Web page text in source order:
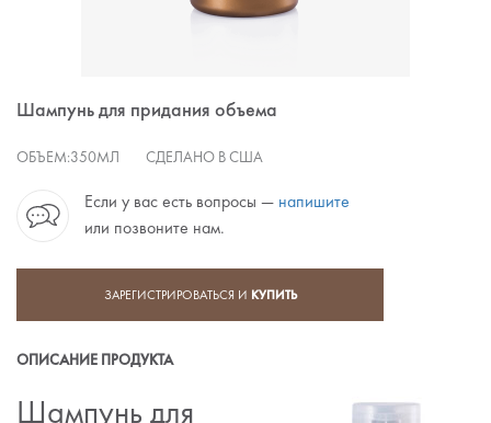
Шампунь для придания объема
ОБЪЕМ:350МЛ СДЕЛАНО В США
Если у вас есть вопросы — напишите
или позвоните нам.
ЗАРЕГИСТРИРОВАТЬСЯ И КУПИТЬ
ОПИСАНИЕ ПРОДУКТА
Шампунь для